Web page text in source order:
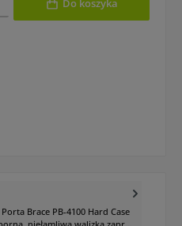
Do koszyka
Brace PB-4100 Hard Case